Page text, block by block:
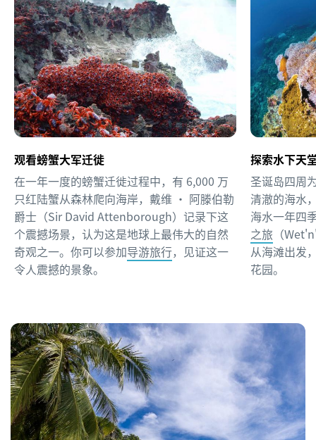
观看螃蟹大军迁徙
在一年一度的螃蟹迁徙过程中，有 6,000 万
只红陆蟹从森林爬向海岸，戴维 • 阿滕伯勒
爵士（Sir David Attenborough）记录下这
个震撼场景，认为这是地球上最伟大的自然
奇观之一。你可以参加导游旅行，见证这一
令人震撼的景象。
探索水下天
圣诞岛四周
清澈的海水
海水一年四
之旅 （
从海滩出发
花园。